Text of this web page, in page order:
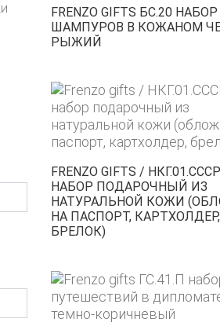
FRENZO GIFTS БС.20 НАБОР
ШАМПУРОВ В КОЖАНОМ
РЫЖИЙ
FRENZO GIFTS / НКГ.01.СССР
НАБОР ПОДАРОЧНЫЙ ИЗ
НАТУРАЛЬНОЙ КОЖИ
НА ПАСПОРТ, КАРТХОЛДЕР,
БРЕЛОК)